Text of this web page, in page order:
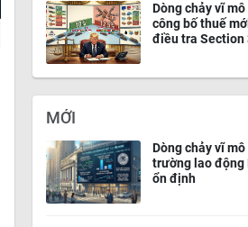
Dòng chảy vĩ
công bố thuế
điều tra Section
MỚI
Dòng chảy vĩ
trường lao động
ổn định